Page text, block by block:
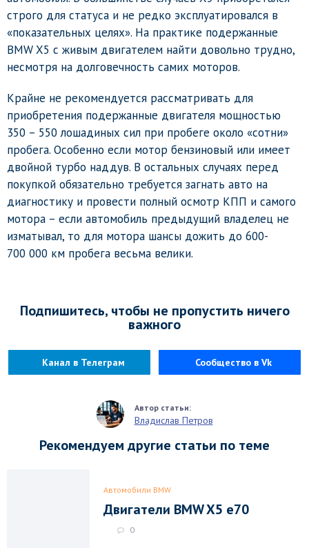
строго для статуса и не редко эксплуатировался в
«показательных целях». На практике подержанные
BMW X5 с живым двигателем найти довольно трудно,
несмотря на долговечность самих моторов.
Крайне не рекомендуется рассматривать для
приобретения подержанные двигателя мощностью
350 – 550 лошадиных сил при пробеге около «сотни»
пробега. Особенно если мотор бензиновый или имеет
двойной турбо наддув. В остальных случаях перед
покупкой обязательно требуется загнать авто на
диагностику и провести полный осмотр КПП и самого
мотора – если автомобиль предыдущий владелец не
изматывал, то для мотора шансы дожить до 600-
700 000 км пробега весьма велики.
Подпишитесь, чтобы не пропустить ничего
важного
Канал в Телеграм Сообщество в Vk
Владислав Петров
Рекомендуем другие статьи по теме
Автомобили BMW
Двигатели BMW X5 e70
0